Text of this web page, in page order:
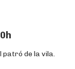
de la vila.